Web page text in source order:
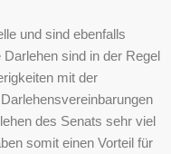
und sind ebenfalls
sind in der Regel
mit der
des Senats sehr viel
somit einen Vorteil für